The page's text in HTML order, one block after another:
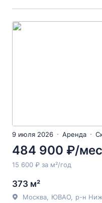
9 июля 2026 Аренда
484 900 ₽/мес
15 600 ₽ за м²/год
373 м²
Москва ЮВАО р-н